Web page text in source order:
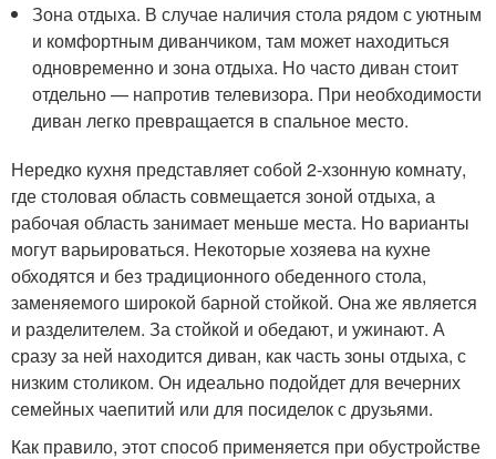
Зона отдыха. В случае наличия стола рядом с уютным
и комфортным диванчиком, там может находиться
одновременно и зона отдыха. Но часто диван стоит
отдельно — напротив телевизора. При необходимости
диван легко превращается в спальное место.
Нередко кухня представляет собой 2-хзонную комнату,
где столовая область совмещается зоной отдыха, а
рабочая область занимает меньше места. Но варианты
могут варьироваться. Некоторые хозяева на кухне
обходятся и без традиционного обеденного стола,
заменяемого широкой барной стойкой. Она же является
и разделителем. За стойкой и обедают, и ужинают. А
сразу за ней находится диван, как часть зоны отдыха, с
низким столиком. Он идеально подойдет для вечерних
семейных чаепитий или для посиделок с друзьями.
Как правило, этот способ применяется при обустройстве